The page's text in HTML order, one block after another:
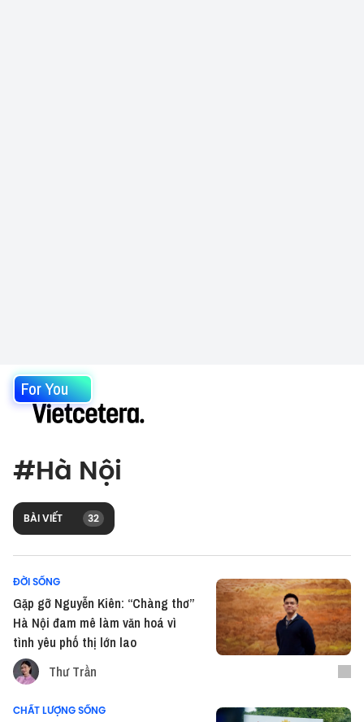
For You
#Hà Nội
BÀI VIẾT 32
ĐỜI SỐNG
Gặp gỡ Nguyễn Kiên: “Chàng thơ”
Hà Nội đam mê làm văn hoá vì
tình yêu phố thị lớn lao
Thư Trần
CHẤT LƯỢNG SỐNG